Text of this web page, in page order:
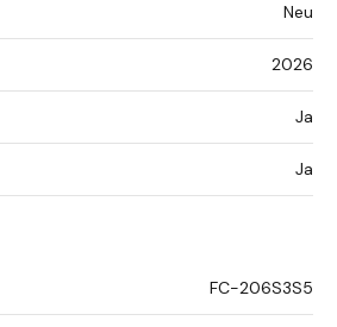
Neu
2026
Ja
Ja
FC-206S3S5